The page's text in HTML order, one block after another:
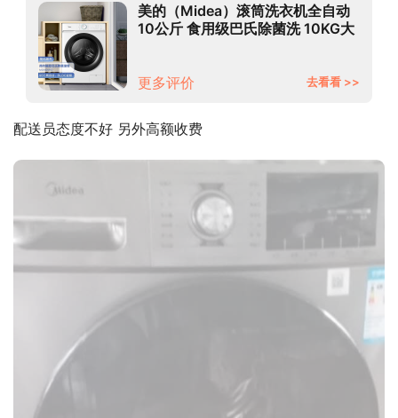
美的（Midea）滚筒洗衣机全自动
10公斤 食用级巴氏除菌洗 10KG大
更多评价
去看看 >>
配送员态度不好 另外高额收费